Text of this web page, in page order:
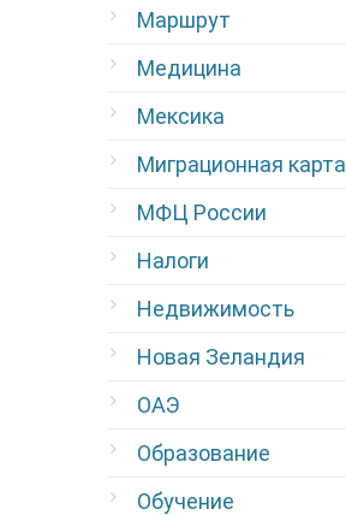
Маршрут
Медицина
Мексика
Миграционная карта
МФЦ России
Налоги
Недвижимость
Новая Зеландия
ОАЭ
Образование
Обучение